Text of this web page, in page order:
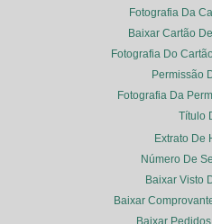
Fotografia Da
Baixar Cartão
Fotografia Do
Permissão
Fotografia Da
Título
Extrato De
Número De
Baixar Visto
Baixar